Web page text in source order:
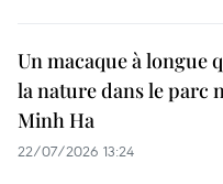
Un macaque à longue
la nature dans le parc
Minh Ha
22/07/2026 13:24